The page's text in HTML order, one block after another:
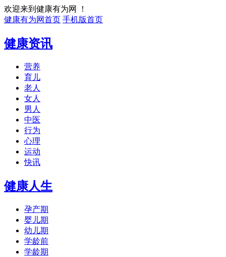
欢迎来到健康有为网 ！
健康有为网首页 手机版首页
健康资讯
营养
育儿
老人
女人
男人
中医
行为
心理
运动
快讯
健康人生
孕产期
婴儿期
幼儿期
学龄前
学龄期